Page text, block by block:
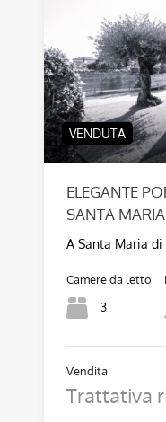
VENDUTA
ELEGANTE
SANTA
A Santa Maria di
Camere da letto
3
Vendita
Trattativa